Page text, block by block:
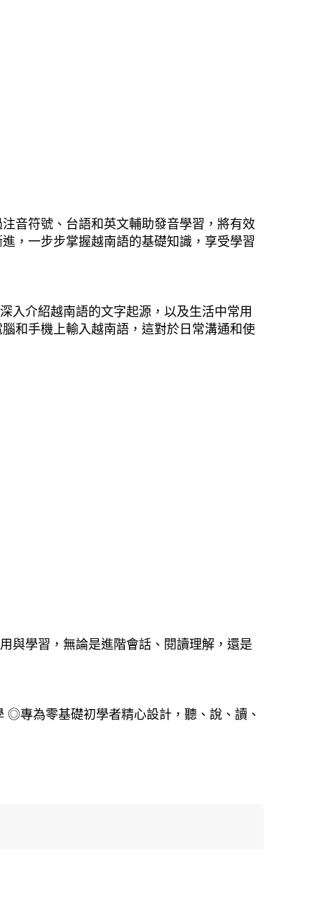
音符號、台語和英文輔助發音學習，將有效
，一步步掌握越南語的基礎知識，享受學習
介紹越南語的文字起源，以及生活中常用
和手機上輸入越南語，這對於日常溝通和使
與學習，無論是進階會話、閱讀理解，還是
專為零基礎初學者精心設計，聽、說、讀、